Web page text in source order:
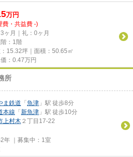
万円
費・共益費 -)
ヶ月｜礼：0ヶ月
：1階
15.32坪｜面積：50.65㎡
： 0.47万円
所
ま鉄道 「 魚津 」駅 徒歩8分
本線 「 新魚津 」駅 徒歩10分
上村木 ２丁目17-22
年 ｜募集中： 1室